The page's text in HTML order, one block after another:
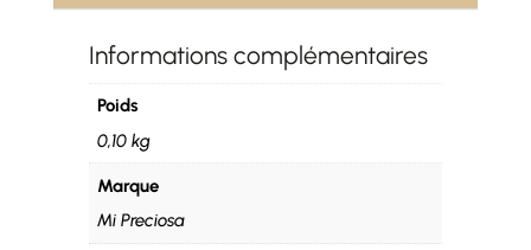
Informations complémentaires
Poids
0,10 kg
Marque
Mi Preciosa